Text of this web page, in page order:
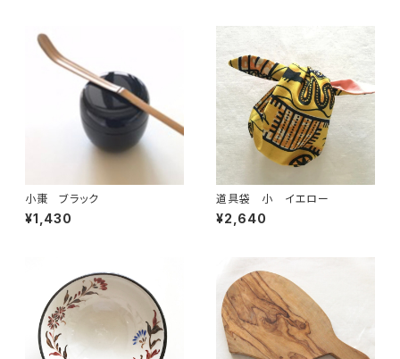
小棗 ブラック
¥1,430
道具袋 小 イエロー
¥2,640